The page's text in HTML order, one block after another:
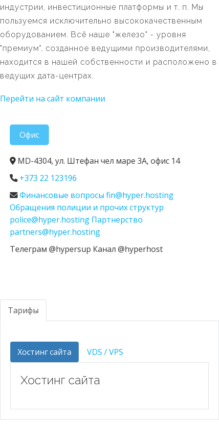
индустрии, инвестиционные платформы и т. п. Мы
пользуемся исключительно высококачественным
оборудованием. Всё наше "железо" - уровня
"премиум", созданное ведущими производителями,
находится в нашей собственности и расположено в
ведущих дата-центрах.
Перейти на сайт компании
Офис
MD-4304, ул. Штефан чел маре 3А, офис 14
+373 22 123196
Финансовые вопросы fin@hyper.hosting
Обращения полиции и прочих структур
police@hyper.hosting Партнерство
partners@hyper.hosting
Телеграм @hypersup Канал @hyperhost
Тарифы
Хостинг сайта VDS / VPS
Хостинг сайта